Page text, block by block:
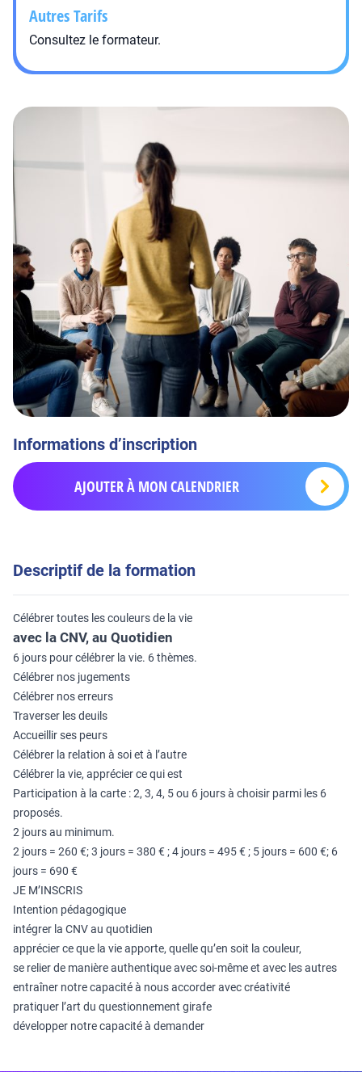
Autres Tarifs
Consultez le formateur.
Informations d’inscription
AJOUTER À MON CALENDRIER
Descriptif de la formation
Célébrer toutes les couleurs de la vie
avec la CNV, au Quotidien
6 jours pour célébrer la vie. 6 thèmes.
Célébrer nos jugements
Célébrer nos erreurs
Traverser les deuils
Accueillir ses peurs
Célébrer la relation à soi et à l’autre
Célébrer la vie, apprécier ce qui est
Participation à la carte : 2, 3, 4, 5 ou 6 jours à choisir parmi les 6
proposés.
2 jours au minimum.
2 jours = 260 €; 3 jours = 380 € ; 4 jours = 495 € ; 5 jours = 600 €; 6
jours = 690 €
JE M’INSCRIS
Intention pédagogique
intégrer la CNV au quotidien
apprécier ce que la vie apporte, quelle qu’en soit la couleur,
se relier de manière authentique avec soi-même et avec les autres
entraîner notre capacité à nous accorder avec créativité
pratiquer l’art du questionnement girafe
développer notre capacité à demander